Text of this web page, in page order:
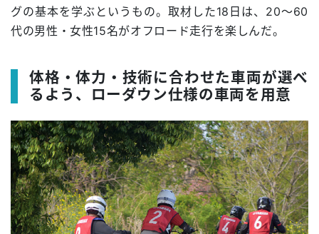
グの基本を学ぶというもの。取材した18日は、20〜60
代の男性・女性15名がオフロード走行を楽しんだ。
体格・体力・技術に合わせた車両が選べ
るよう、ローダウン仕様の車両を用意